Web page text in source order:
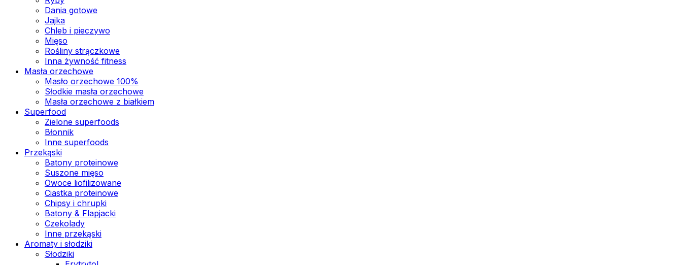
Dania gotowe
Jajka
Chleb i pieczywo
Mięso
Rośliny strączkowe
Inna żywność fitness
Masła orzechowe
Masło orzechowe 100%
Słodkie masła orzechowe
Masła orzechowe z białkiem
Superfood
Zielone superfoods
Błonnik
Inne superfoods
Przekąski
Batony proteinowe
Suszone mięso
Owoce liofilizowane
Ciastka proteinowe
Chipsy i chrupki
Batony & Flapjacki
Czekolady
Inne przekąski
Aromaty i słodziki
Słodziki